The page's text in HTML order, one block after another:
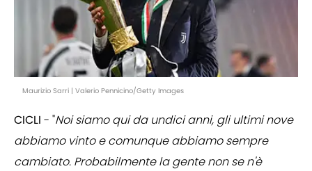
Maurizio Sarri | Valerio Pennicino/Getty Images
CICLI - "Noi siamo qui da undici anni, gli ultimi nove
abbiamo vinto e comunque abbiamo sempre
cambiato. Probabilmente la gente non se n'è